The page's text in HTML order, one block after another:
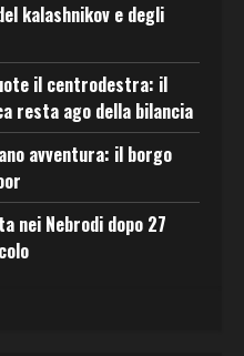
kalashnikov e degli
il centrodestra: il
resta ago della bilancia
avventura: il borgo
nei Nebrodi dopo 27